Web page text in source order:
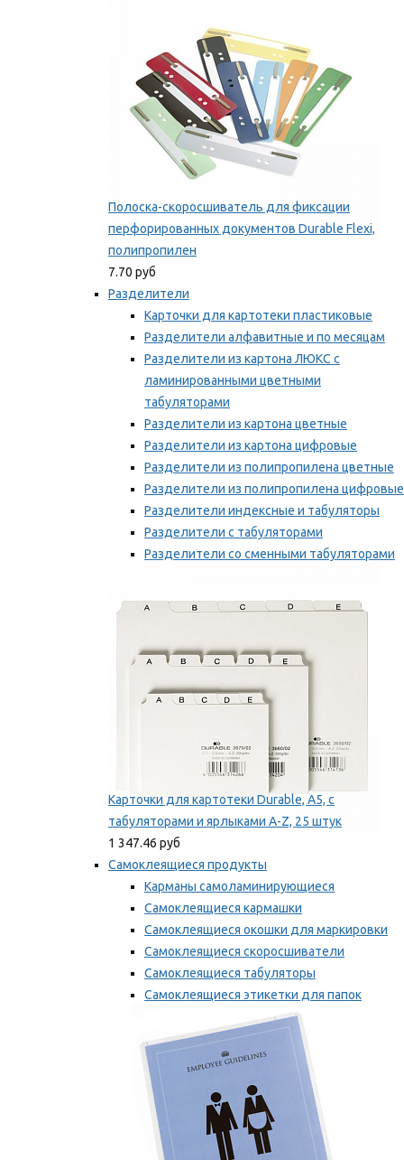
Полоска-скоросшиватель для фиксации
перфорированных документов Durable Flexi,
полипропилен
7.70 руб
Разделители
Карточки для картотеки пластиковые
Разделители алфавитные и по месяцам
Разделители из картона ЛЮКС с
ламинированными цветными
табуляторами
Разделители из картона цветные
Разделители из картона цифровые
Разделители из полипропилена цветные
Разделители из полипропилена цифровые
Разделители индексные и табуляторы
Разделители с табуляторами
Разделители со сменными табуляторами
Карточки для картотеки Durable, A5, с
табуляторами и ярлыками A-Z, 25 штук
1 347.46 руб
Самоклеящиеся продукты
Карманы самоламинирующиеся
Самоклеящиеся кармашки
Самоклеящиеся окошки для маркировки
Самоклеящиеся скоросшиватели
Самоклеящиеся табуляторы
Самоклеящиеся этикетки для папок
Таблички для маркировки
Мы рекомендуем